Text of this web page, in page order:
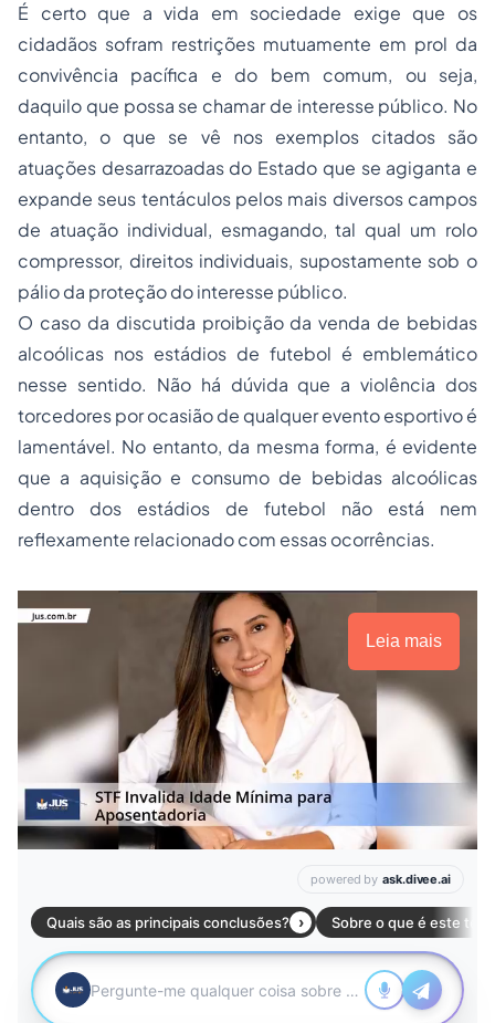
É certo que a vida em sociedade exige que os
cidadãos sofram restrições mutuamente em prol da
convivência pacífica e do bem comum, ou seja,
daquilo que possa se chamar de interesse público. No
entanto, o que se vê nos exemplos citados são
atuações desarrazoadas do Estado que se agiganta e
expande seus tentáculos pelos mais diversos campos
de atuação individual, esmagando, tal qual um rolo
compressor, direitos individuais, supostamente sob o
pálio da proteção do interesse público.
O caso da discutida proibição da venda de bebidas
alcoólicas nos estádios de futebol é emblemático
nesse sentido. Não há dúvida que aviolência dos
torcedores por ocasião de qualquer evento esportivo é
lamentável. No entanto, da mesma forma, é evidente
que a aquisição e consumo de bebidas alcoólicas
dentro dos estádios de futebol não está nem
reflexamente relacionado com essas ocorrências.
Leia mais